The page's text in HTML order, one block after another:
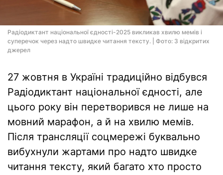
Радіодиктант національної єдності-2025 викликав хвилю мемів і
суперечок через надто швидке читання тексту. | Фото: З відкритих
джерел
27 жовтня в Україні традиційно відбувся
Радіодиктант національної єдності, але
цього року він перетворився не лише на
мовний марафон, а й на хвилю мемів.
Після трансляції соцмережі буквально
вибухнули жартами про надто швидке
читання тексту, який багато хто просто